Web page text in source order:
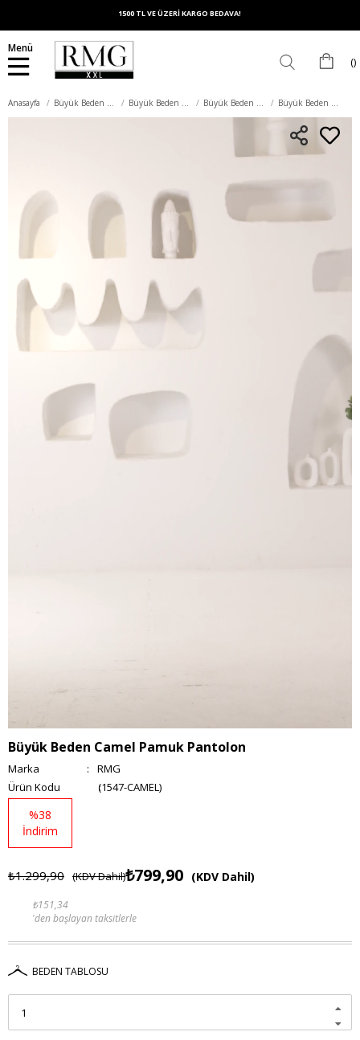
1500 TL VE ÜZERİ KARGO BEDAVA!
Menü
Anasayfa Büyük Beden Alt Giyim Büyük Beden Pantolon Büyük Beden Pamuk Pantolon Büyük Beden Camel Pamuk Pantolon
Büyük Beden Camel Pamuk Pantolon
Marka :
RMG
(1547-CAMEL)
%38
İndirim
₺1.299,90 (KDV Dahil)₺799,90 (KDV Dahil)
₺151,34
'den başlayan taksitlerle
BEDEN TABLOSU